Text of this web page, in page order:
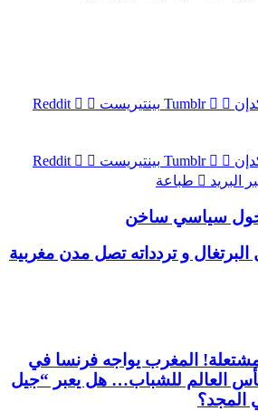
بينتيريست
بينتيريست
البريد طباعة
سياسي ساخن
و تردداته تصل مدن مغربية
المغرب يواجه فرنسا في
العالم للشباب… هل يعبر “جيل
المجد؟